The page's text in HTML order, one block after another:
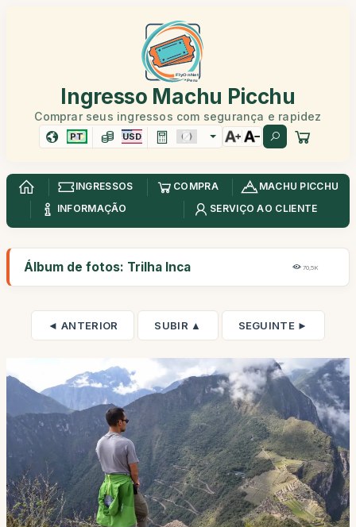
Ingresso Machu Picchu
Comprar seus ingressos com segurança e rapidez
PT USD
INGRESSOS COMPRA
MACHU PICCHU
INFORMAÇÃO
SERVIÇO AO CLIENTE
Álbum de fotos: Trilha Inca 70,5K
◄ ANTERIOR SUBIR ▲ SEGUINTE ►